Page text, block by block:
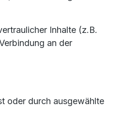
Inhalte (z.B.
an der
oder durch ausgewählte